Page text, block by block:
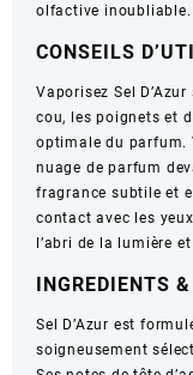
100ml
olfactive inoubliable.
CONSEILS
Vaporisez Sel
cou, les poignets et
optimale du parfum.
nuage de parfum
fragrance subtile et
contact avec les
l’abri de la lumière
INGREDIENTS
Sel D’Azur est
soigneusement